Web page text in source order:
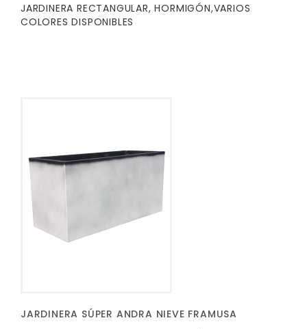
JARDINERA RECTANGULAR, HORMIGÓN,VARIOS
COLORES DISPONIBLES
JARDINERA SÚPER ANDRA NIEVE FRAMUSA